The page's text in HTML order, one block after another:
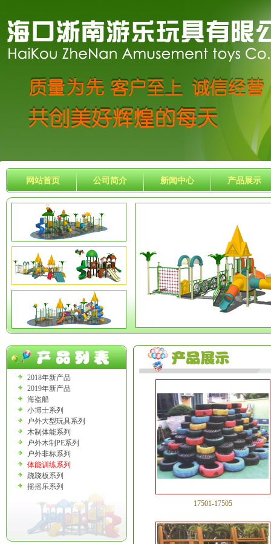
网站首页 公司简介 新闻中心 产品展示
2018年新产品
2019年新产品
海盗船
小博士系列
户外大型玩具系列
木制体能系列
户外木制PE系列
户外非标系列
体能训练系列
跷跷板系列
摇摇乐系列
17501-17505